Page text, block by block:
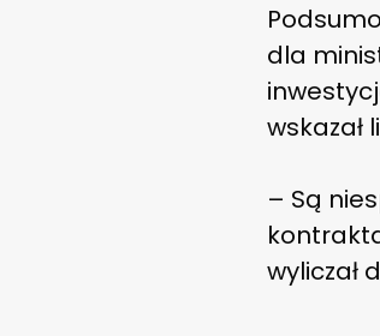
dla
wskazał
– Są
wyliczał